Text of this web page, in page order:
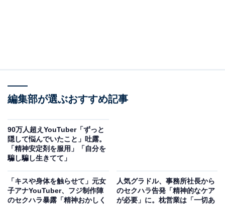
編集部が選ぶおすすめ記事
90万人超えYouTuber「ずっと
隠して悩んでいたこと」吐露。
「精神安定剤を服用」「自分を
騙し騙し生きてて」
「キスや身体を触らせて」元女
子アナYouTuber、フジ制作陣
のセクハラ暴露「精神おかしく
人気グラドル、事務所社長から
のセクハラ告発「精神的なケア
が必要」に。枕営業は「一切あ